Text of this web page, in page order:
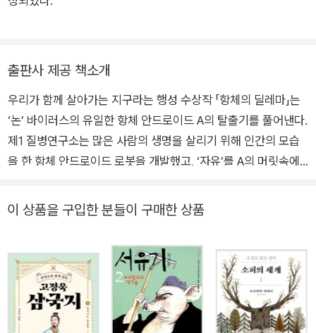
출판사 제공 책소개
우리가 함께 살아가는 지구라는 행성 수상작 「항체의 딜레마」는
‘논’ 바이러스의 유일한 항체 안드로이드 A의 탈출기를 풀어낸다.
제1 질병연구소는 많은 사람의 생명을 살리기 위해 인간의 모습
을 한 항체 안드로이드 로봇을 개발했고, ‘자유’를 A의 머릿속에
꿈꾼다. 이 작품은 일차적으로 인간이 아닌 안드로이드에게 자신
던진다. 그리고 현재 코로나19 백신 연구에 쓰이는 투구게의 피
와 동물실험 등 지구에서 인간이 생명을 연장하기 위해서 얼마나
많은 희생이 일어나는지, 그 희생에 대한 윤리적인 사고가 필요한
건 아닌지, 실험을 계속하는 것이 옳은지 등 다양한 생각할 거리
를 더한다. 작가의 신작 「반달을 살아도」도 환경오염으로 지구를
이 상품을 구입한 분들이 구매한 상품